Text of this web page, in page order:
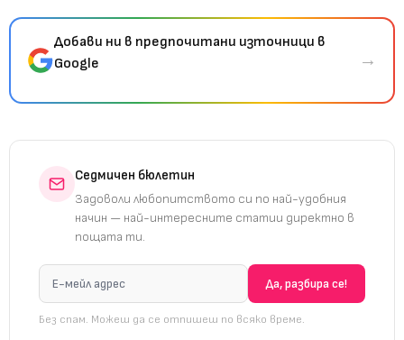
Добави ни в предпочитани източници в
Google
→
Седмичен бюлетин
Задоволи любопитството си по най-удобния
начин — най-интересните статии директно в
пощата ти.
Без спам. Можеш да се отпишеш по всяко време.